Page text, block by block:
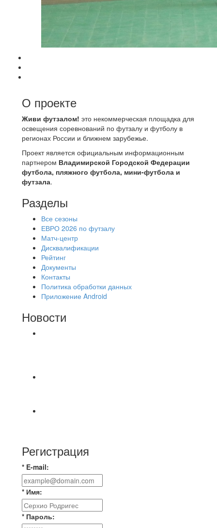
О проекте
Живи футзалом! это некоммерческая площадка для
освещения соревнований по футзалу и футболу в
регионах России и ближнем зарубежье.
Проект является официальным информационным
партнером Владимирской Городской Федерации
футбола, пляжного футбола, мини-футбола и
футзала.
Разделы
Все сезоны
ЕВРО 2026 по футзалу
Матч-центр
Дисквалификации
Рейтинг
Документы
Контакты
Политика обработки данных
Приложение Android
Новости
Регистрация
* E-mail:
* Имя:
* Пароль: